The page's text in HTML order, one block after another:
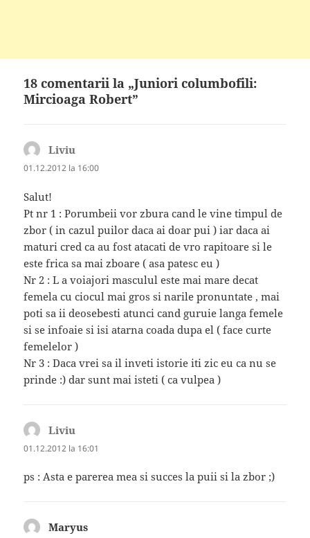
18 comentarii la „Juniori columbofili:
Mircioaga Robert”
Liviu
01.12.2012 la 16:00
Salut!
Pt nr 1 : Porumbeii vor zbura cand le vine timpul de
zbor ( in cazul puilor daca ai doar pui ) iar daca ai
maturi cred ca au fost atacati de vro rapitoare si le
este frica sa mai zboare ( asa patesc eu )
Nr 2 : L a voiajori masculul este mai mare decat
femela cu ciocul mai gros si narile pronuntate , mai
poti sa ii deosebesti atunci cand guruie langa femele
si se infoaie si isi atarna coada dupa el ( face curte
femelelor )
Nr 3 : Daca vrei sa il inveti istorie iti zic eu ca nu se
prinde :) dar sunt mai isteti ( ca vulpea )
Liviu
01.12.2012 la 16:01
ps : Asta e parerea mea si succes la puii si la zbor ;)
Maryus